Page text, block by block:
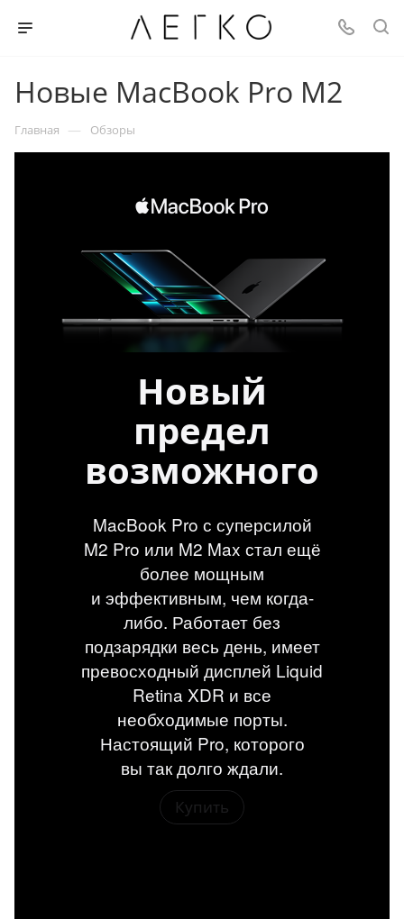
Новые MacBook Pro M2
Главная — Обзоры
Новый
предел
возможного
MacBook Pro с суперсилой
M2 Pro или M2 Max стал ещё
более мощным
и эффективным, чем когда-
либо. Работает без
подзарядки весь день, имеет
превосходный дисплей Liquid
Retina XDR и все
необходимые порты.
Настоящий Pro, которого
вы так долго ждали.
Купить